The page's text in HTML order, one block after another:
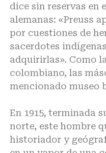
dice sin reservas en
alemanas: «Preuss
por cuestiones de
sacerdotes
adquirirlas». Como
colombiano, las
mencionado museo
En 1915, terminada
norte, este hombre
historiador y